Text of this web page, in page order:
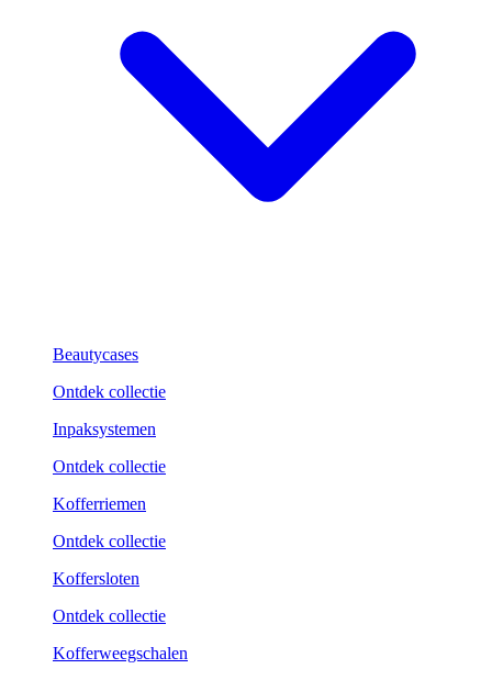
Beautycases
Ontdek collectie
Inpaksystemen
Ontdek collectie
Kofferriemen
Ontdek collectie
Koffersloten
Ontdek collectie
Kofferweegschalen